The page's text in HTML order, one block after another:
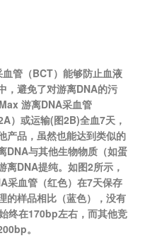
管（BCT）能够防止血液
，避免了对游离DNA的污
游离DNA采血管
）或运输(图2B)全血7天，
产品，虽然也能达到类似的
DNA与其他生物物质（如蛋
离DNA提纯。如图2所示，
血管（红色）在7天保存
的样品相比（蓝色），没有
终在170bp左右，而其他竞
。